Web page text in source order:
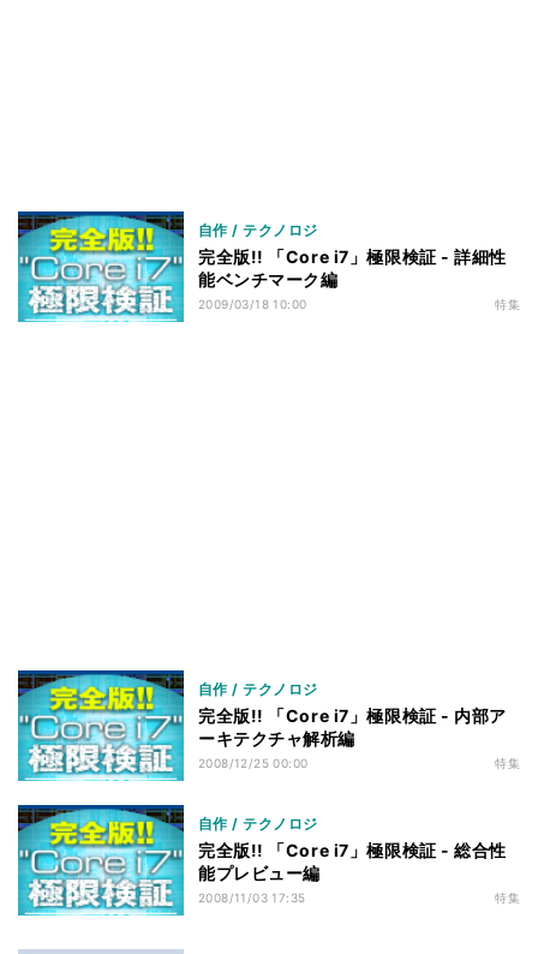
自作 / テクノロジ
完全版!! 「Core i7」極限検証 - 詳細性
能ベンチマーク編
2009/03/18 10:00 特集
自作 / テクノロジ
完全版!! 「Core i7」極限検証 - 内部ア
ーキテクチャ解析編
2008/12/25 00:00 特集
自作 / テクノロジ
完全版!! 「Core i7」極限検証 - 総合性
能プレビュー編
2008/11/03 17:35 特集